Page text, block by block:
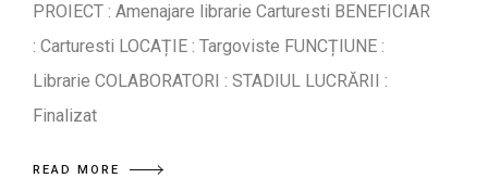
PROIECT : Amenajare librarie Carturesti BENEFICIAR
: Carturesti LOCAȚIE : Targoviste FUNCȚIUNE :
Librarie COLABORATORI : STADIUL LUCRĂRII :
Finalizat
READ MORE